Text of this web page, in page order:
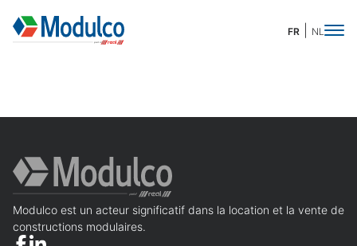
FR NL
Merci de compléter ces quelques informations
pour accéder à la demande en ligne :
Prénom
Modulco est un acteur significatif dans la location et la vente de
constructions modulaires.